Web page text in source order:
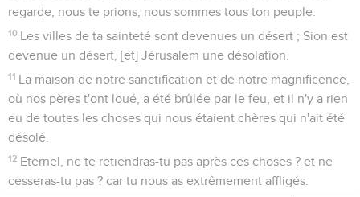
regarde, nous te prions, nous sommes tous ton peuple.
10 Les villes de ta sainteté sont devenues un désert ; Sion est
devenue un désert, [et] Jérusalem une désolation.
11 La maison de notre sanctification et de notre magnificence,
où nos pères t'ont loué, a été brûlée par le feu, et il n'y a rien
eu de toutes les choses qui nous étaient chères qui n'ait été
désolé.
12 Eternel, ne te retiendras-tu pas après ces choses ? et ne
cesseras-tu pas ? car tu nous as extrêmement affligés.